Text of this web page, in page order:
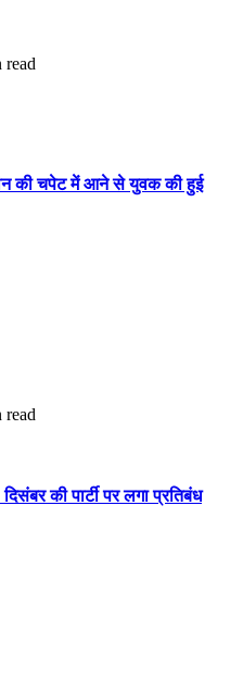
read
की चपेट में आने से युवक की हुई
read
की पार्टी पर लगा प्रतिबंध